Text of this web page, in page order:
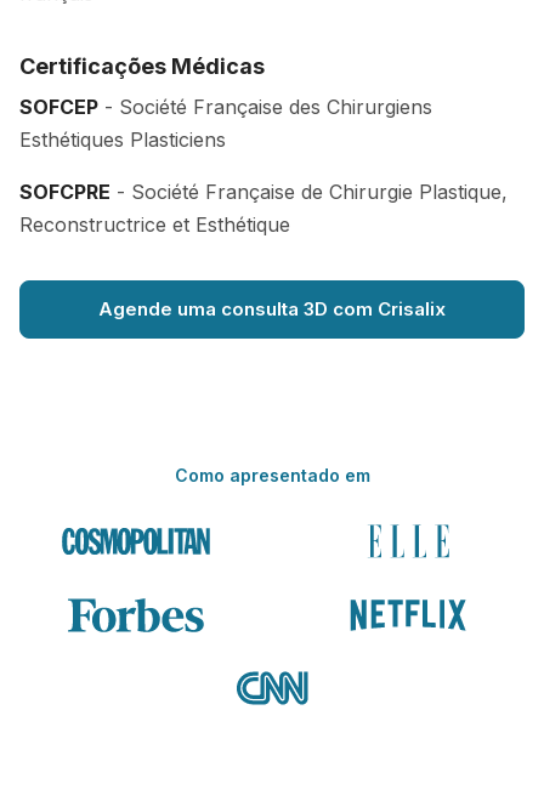
Certificações Médicas
SOFCEP - Société Française des Chirurgiens
Esthétiques Plasticiens
SOFCPRE - Société Française de Chirurgie Plastique,
Reconstructrice et Esthétique
Agende uma consulta 3D com Crisalix
Como apresentado em